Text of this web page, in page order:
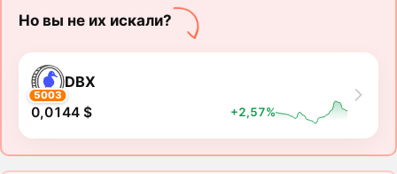
Но вы не их искали?
5003
DBX
0,0144 $ +2,57%